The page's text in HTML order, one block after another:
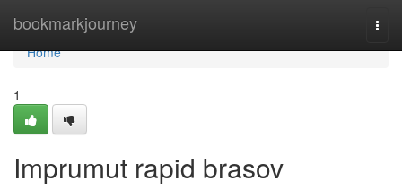
bookmarkjourney
Home
Home
1
Imprumut rapid brasov